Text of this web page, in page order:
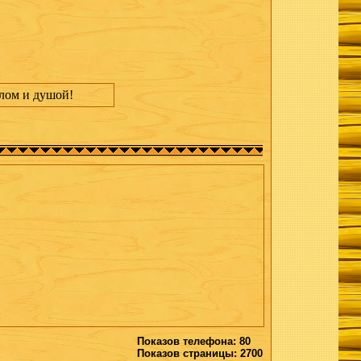
и душой!
Показов телефона: 80
Показов страницы: 2700